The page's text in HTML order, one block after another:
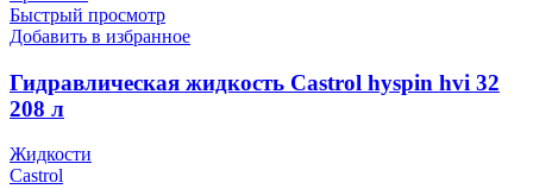
Быстрый просмотр
Добавить в избранное
Гидравлическая жидкость Castrol hyspin hvi 32
208 л
Жидкости
Castrol